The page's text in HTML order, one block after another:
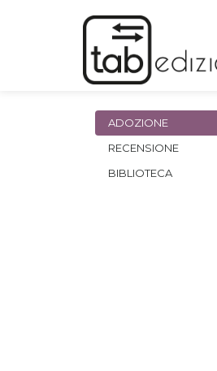
ADOZIONE
RECENSIONE
BIBLIOTECA